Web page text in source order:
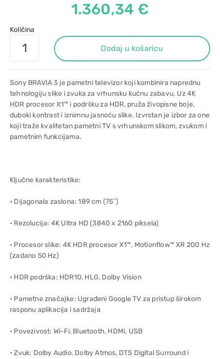
1.360,34 €
Količina
Dodaj u košaricu
Sony BRAVIA 3 je pametni televizor koji kombinira naprednu
tehnologiju slike i zvuka za vrhunsku kućnu zabavu. Uz 4K
HDR procesor X1™ i podršku za HDR, pruža živopisne boje,
duboki kontrast i iznimnu jasnoću slike. Izvrstan je izbor za one
koji traže kvalitetan pametni TV s vrhunskom slikom, zvukom i
pametnim funkcijama.
Ključne karakteristike:
• Dijagonala zaslona: 189 cm (75˝)
• Rezolucija: 4K Ultra HD (3840 x 2160 piksela)
• Procesor slike: 4K HDR procesor X1™, Motionflow™ XR 200 Hz
(zadano 50 Hz)
• HDR podrška: HDR10, HLG, Dolby Vision
• Pametne značajke: Ugrađeni Google TV za pristup širokom
rasponu aplikacija i sadržaja
• Povezivost: Wi-Fi, Bluetooth, HDMI, USB
• Zvuk: Dolby Audio, Dolby Atmos, DTS Digital Surround i